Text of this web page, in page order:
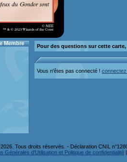
Membre Pour des questions sur cette
Vous n'êtes pas connecté !
Tous droits réservés. - Déclaration CNIL
Générales d'Utilisation et Politique de confidentialité